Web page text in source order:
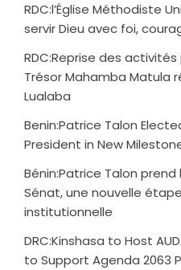
RDC:l’Église Méthodiste
servir Dieu avec foi,
RDC:Reprise des activités
Trésor Mahamba Matula
Lualaba
Benin:Patrice Talon
President in New
Bénin:Patrice Talon
Sénat, une nouvelle
institutionnelle
DRC:Kinshasa to Host
to Support Agenda 2063